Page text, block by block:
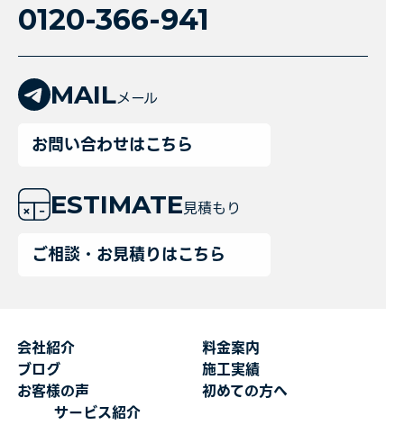
0120-366-941
MAILメール
お問い合わせはこちら
ESTIMATE見積もり
ご相談・お見積りはこちら
会社紹介
料金案内
ブログ
施工実績
お客様の声
初めての方へ
サービス紹介